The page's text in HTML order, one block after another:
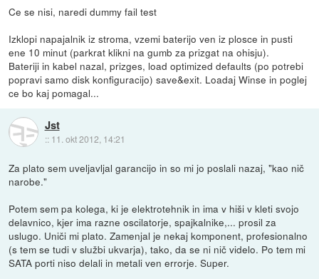
Ce se nisi, naredi dummy fail test
Izklopi napajalnik iz stroma, vzemi baterijo ven iz plosce in pusti
ene 10 minut (parkrat klikni na gumb za prizgat na ohisju).
Bateriji in kabel nazal, prizges, load optimized defaults (po potrebi
popravi samo disk konfiguracijo) save&exit. Loadaj Winse in poglej
ce bo kaj pomagal...
Jst
:: 11. okt 2012, 14:21
Za plato sem uveljavljal garancijo in so mi jo poslali nazaj, "kao nič
narobe."
Potem sem pa kolega, ki je elektrotehnik in ima v hiši v kleti svojo
delavnico, kjer ima razne oscilatorje, spajkalnike,... prosil za
uslugo. Uniči mi plato. Zamenjal je nekaj komponent, profesionalno
(s tem se tudi v službi ukvarja), tako, da se ni nič videlo. Po tem mi
SATA porti niso delali in metali ven errorje. Super.